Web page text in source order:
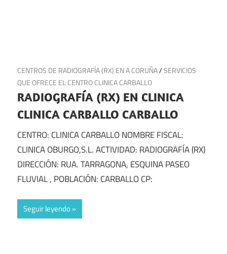
23 de febrero de 2025
CENTROS DE RADIOGRAFÍA (RX) EN A CORUÑA/SERVICIOS
QUE OFRECE EL CENTRO CLINICA CARBALLO
RADIOGRAFÍA (RX) EN CLINICA
CLINICA CARBALLO CARBALLO
CENTRO: CLINICA CARBALLO NOMBRE FISCAL:
CLINICA OBURGO,S.L. ACTIVIDAD: RADIOGRAFÍA (RX)
DIRECCIÓN: RUA. TARRAGONA, ESQUINA PASEO
FLUVIAL , POBLACIÓN: CARBALLO CP:
Seguir leyendo